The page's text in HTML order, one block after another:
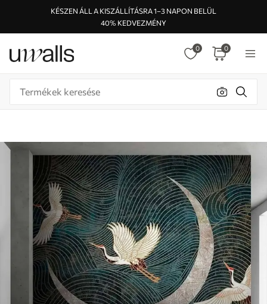
KÉSZEN ÁLL A KISZÁLLÍTÁSRA 1–3 NAPON BELÜL
40% KEDVEZMÉNY
0 0